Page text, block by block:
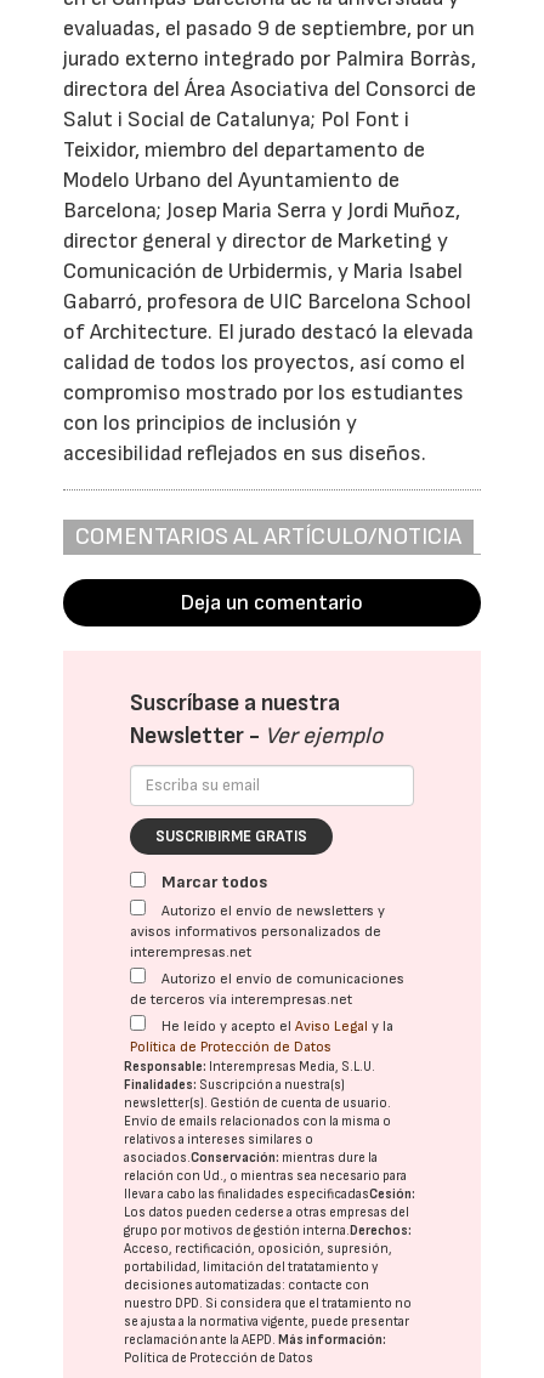
evaluadas, el pasado 9 de septiembre, por un
jurado externo integrado por Palmira Borràs,
directora del Área Asociativa del Consorci de
Salut i Social de Catalunya; Pol Font i
Teixidor, miembro del departamento de
Modelo Urbano del Ayuntamiento de
Barcelona; Josep Maria Serra y Jordi Muñoz,
director general y director de Marketing y
Comunicación de Urbidermis, y Maria Isabel
Gabarró, profesora de UIC Barcelona School
of Architecture. El jurado destacó la elevada
calidad de todos los proyectos, así como el
compromiso mostrado por los estudiantes
con los principios de inclusión y
accesibilidad reflejados en sus diseños.
COMENTARIOS AL ARTÍCULO/NOTICIA
Deja un comentario
Suscríbase a nuestra
Newsletter - Ver ejemplo
SUSCRIBIRME GRATIS
Marcar todos
Autorizo el envío de newsletters y
avisos informativos personalizados de
interempresas.net
Autorizo el envío de comunicaciones
de terceros vía interempresas.net
He leído y acepto elAviso Legal y la
Política de Protección de Datos
Responsable: Interempresas Media, S.L.U.
Finalidades: Suscripción a nuestra(s)
newsletter(s). Gestión de cuenta de usuario.
Envío de emails relacionados con la misma o
relativos a intereses similares o
asociados.Conservación: mientras dure la
relación con Ud., o mientras sea necesario para
llevar a cabo las finalidades especificadasCesión:
Los datos pueden cederse a otras empresas del
grupo por motivos de gestión interna.Derechos:
Acceso, rectificación, oposición, supresión,
portabilidad, limitación del tratatamiento y
decisiones automatizadas: contacte con
nuestro DPD. Si considera que el tratamiento no
se ajusta a la normativa vigente, puede presentar
reclamación ante laAEPD.Más información:
Política de Protección de Datos